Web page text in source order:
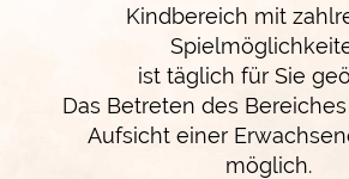
Partyservice
Spreepiraten
Anfahrt
Kontakt
Impressum
Kindbereich mit
ist täglich für Sie
Das Betreten des
Aufsicht einer
möglich.